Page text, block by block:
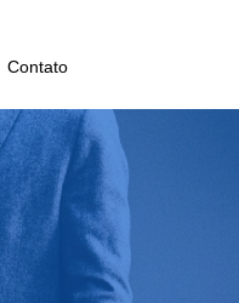
Contato